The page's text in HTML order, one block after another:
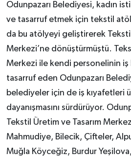
Odunpazarı Belediyesi, kadın
ve tasarruf etmek için tekstil
da bu atölyeyi geliştirerek
Merkezi’ne dönüştürmüştü.
Merkezi ile kendi personelinin
tasarruf eden Odunpazarı
belediyeler için de iş kıyafetleri
dayanışmasını sürdürüyor.
Tekstil Üretim ve Tasarım
Mahmudiye, Bilecik, Çifteler,
Muğla Köyceğiz, Burdur